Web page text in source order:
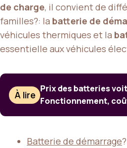
de charge, il convient de
familles?: la batterie de
véhicules thermiques et la
essentielle aux véhicules
À lire
Prix des batteries
Fonctionnement,
Batterie de démarrage